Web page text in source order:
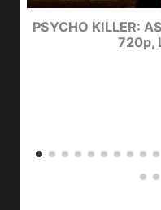
PSYCHO KILLER:
720p,